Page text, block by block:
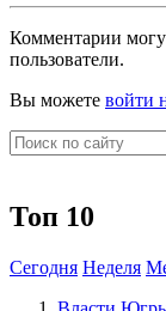
Комментарии
пользователи.
Вы можете войти
Топ 10
Сегодня Неделя